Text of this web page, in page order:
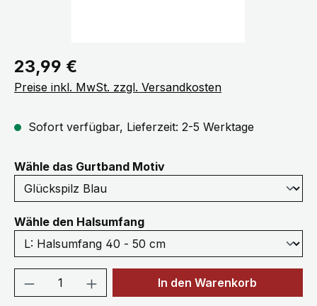
Regulärer Preis:
23,99 €
Preise inkl. MwSt. zzgl. Versandkosten
Sofort verfügbar, Lieferzeit: 2-5 Werktage
Wähle das Gurtband Motivauswählen
Wähle den Halsumfangauswählen
Produkt Anzahl: Gib denIn den Warenkorb